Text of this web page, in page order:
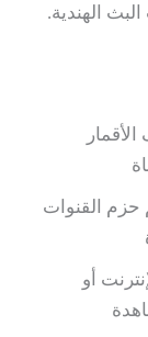
حزم القنوات
أو